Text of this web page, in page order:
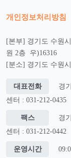
개인정보처리방침
[본부] 경기도 수원
원 2층 우)16316
[분소] 경기도 수원
대표전화
경
센터 : 031-212-0435
팩스
경
센터 : 031-212-0442
운영시간